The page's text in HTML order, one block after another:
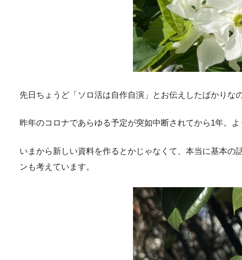
先日ちょうど「ソロ活は自作自演」とお伝えしたばかりな
昨年のコロナであらゆる予定が突如中断されてから1年。
いまから新しい資料を作るとかじゃなくて、本当に基本
ンも考えています。